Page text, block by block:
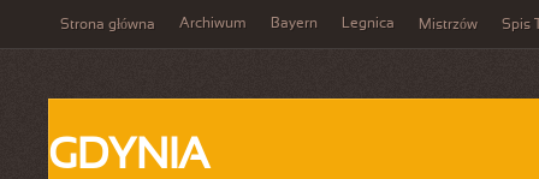
Strona główna Archiwum Bayern Legnica Mistrzów Spis
GDYNIA